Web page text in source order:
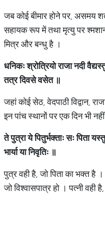
जब कोई बीमार होने पर, असमय
सहायक रूप में तथा मृत्यु पर
मित्र और बन्धु है ।
धनिकःश्रोत्रियोराजानदी
तत्रदिवसेवसेत ॥
जहां कोई सेठ, वेदपाठी विद्वान,
इन पांच स्थानों पर एक दिन भी
तेपुत्रायेपितुर्भक्ताःसःपितायस्तु
भार्यायानिवृतिः ॥
पुत्र वही है, जो पिता का भक्त है ।
जो विश्वासपात्र हो । पत्नी